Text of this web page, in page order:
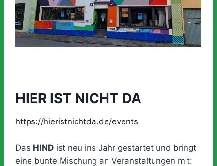
HIER IST NICHT DA
https://hieristnichtda.de/events
Das HIND ist neu ins Jahr gestartet und bringt
eine bunte Mischung an Veranstaltungen mit: